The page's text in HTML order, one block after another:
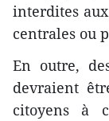
interdites
centrales ou
En outre,
devraient
citoyens à